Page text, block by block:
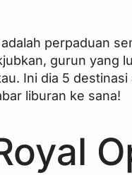
perpaduan
gurun yang
Ini dia 5
liburan ke sana!